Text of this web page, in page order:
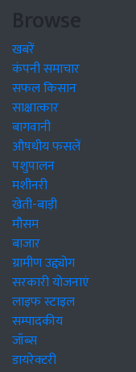
Browse
खबरें
कंपनी समाचार
सफल किसान
साक्षात्कार
बागवानी
औषधीय फसलें
पशुपालन
मशीनरी
खेती-बाड़ी
मौसम
बाजार
ग्रामीण उद्द्योग
सरकारी योजनाएं
लाइफ स्टाइल
सम्पादकीय
जॉब्स
डायरेक्टरी